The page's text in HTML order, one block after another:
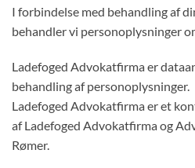
I forbindelse med behandling af
behandler vi personoplysninger
Ladefoged Advokatfirma er
behandling af personoplysninger.
Ladefoged Advokatfirma er et
af Ladefoged Advokatfirma og
Rømer.